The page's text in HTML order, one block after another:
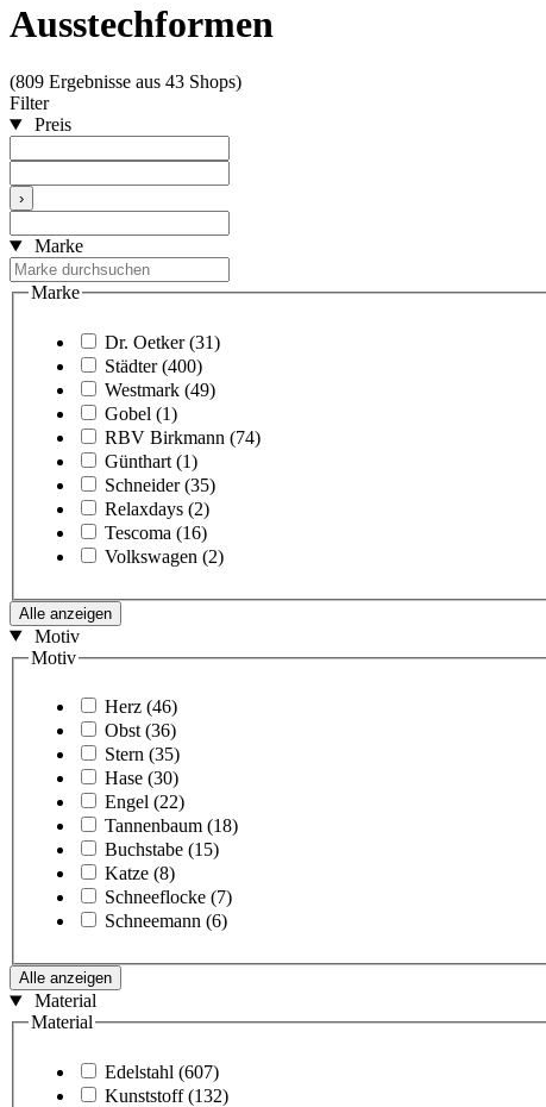
Ausstechformen
(809 Ergebnisse aus 43 Shops)
Filter
Preis
›
Marke
Marke
Dr. Oetker (31)
Städter (400)
Westmark (49)
Gobel (1)
RBV Birkmann (74)
Günthart (1)
Schneider (35)
Relaxdays (2)
Tescoma (16)
Volkswagen (2)
Alle anzeigen
Motiv
Motiv
Herz (46)
Obst (36)
Stern (35)
Hase (30)
Engel (22)
Tannenbaum (18)
Buchstabe (15)
Katze (8)
Schneeflocke (7)
Schneemann (6)
Alle anzeigen
Material
Material
Edelstahl (607)
Kunststoff (132)